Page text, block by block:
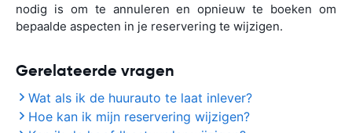
nodig is om te annuleren en opnieuw te boeken om
bepaalde aspecten in je reservering te wijzigen.
Gerelateerde vragen
Wat als ik de huurauto te laat inlever?
Hoe kan ik mijn reservering wijzigen?